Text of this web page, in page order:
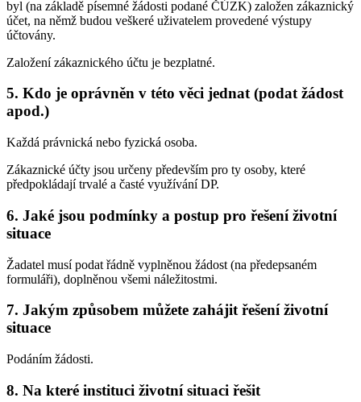
byl (na základě písemné žádosti podané ČÚZK) založen zákaznický
účet, na němž budou veškeré uživatelem provedené výstupy
účtovány.
Založení zákaznického účtu je bezplatné.
5. Kdo je oprávněn v této věci jednat (podat žádost
apod.)
Každá právnická nebo fyzická osoba.
Zákaznické účty jsou určeny především pro ty osoby, které
předpokládají trvalé a časté využívání DP.
6. Jaké jsou podmínky a postup pro řešení životní
situace
Žadatel musí podat řádně vyplněnou žádost (na předepsaném
formuláři), doplněnou všemi náležitostmi.
7. Jakým způsobem můžete zahájit řešení životní
situace
Podáním žádosti.
8. Na které instituci životní situaci řešit